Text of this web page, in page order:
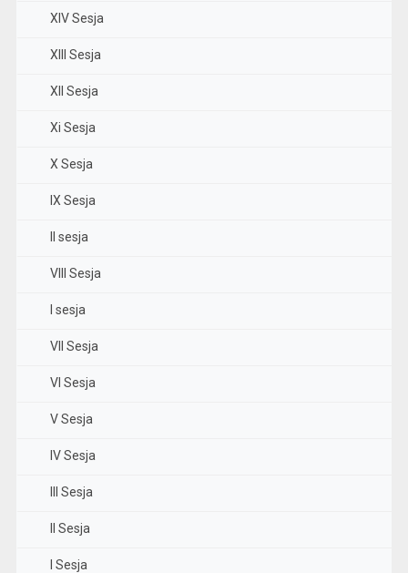
XIV Sesja
XIII Sesja
XII Sesja
Xi Sesja
X Sesja
IX Sesja
II sesja
VIII Sesja
I sesja
VII Sesja
VI Sesja
V Sesja
IV Sesja
III Sesja
II Sesja
I Sesja